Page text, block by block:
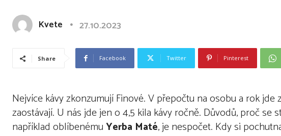
Kvete 27.10.2023
Share Facebook Twitter Pinterest
Nejvíce kávy zkonzumují Finové. V přepočtu na osobu a rok
zaostávají. U nás jde jen o 4,5 kila kávy ročně. Důvodů, proč se
například oblíbenémuYerba Maté, je nespočet. Kdy si